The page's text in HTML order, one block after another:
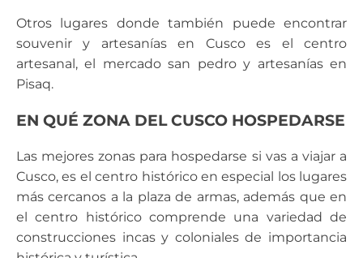
Otros lugares donde también puede encontrar
souvenir y artesanías en Cusco es el centro
artesanal, el mercado san pedro y artesanías en
Pisaq.
EN QUÉ ZONA DEL CUSCO HOSPEDARSE
Las mejores zonas para hospedarse si vas a viajar a
Cusco, es el centro histórico en especial los lugares
más cercanos a la plaza de armas, además que en
el centro histórico comprende una variedad de
construcciones incas y coloniales de importancia